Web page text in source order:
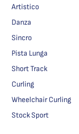
Artistico
Danza
Sincro
Pista Lunga
Short Track
Curling
Wheelchair Curling
Stock Sport